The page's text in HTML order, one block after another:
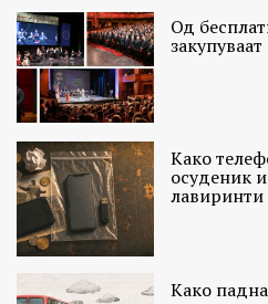
Од
Како
осуденик
лавиринти
Како